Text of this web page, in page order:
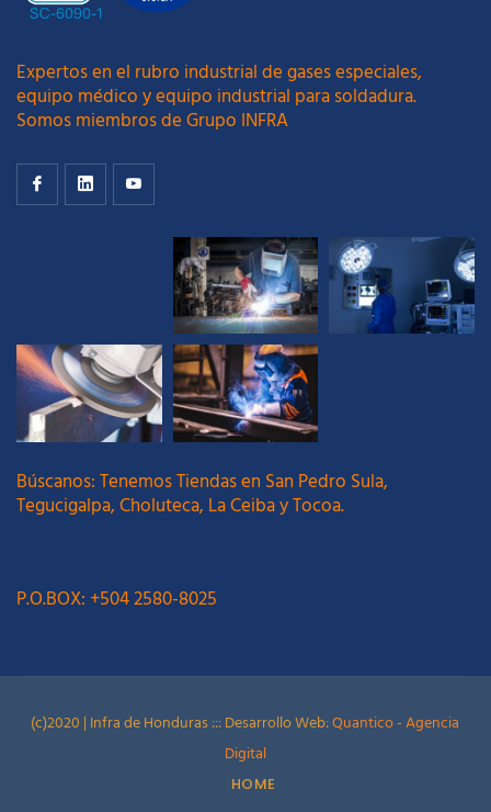
Expertos en el rubro industrial de gases especiales,
equipo médico y equipo industrial para soldadura.
Somos miembros de Grupo INFRA
Búscanos: Tenemos Tiendas en San Pedro Sula,
Tegucigalpa, Choluteca, La Ceiba y Tocoa.
P.O.BOX: +504 2580-8025
(c)2020 | Infra de Honduras ::: Desarrollo Web:Quantico - Agencia
Digital
HOME